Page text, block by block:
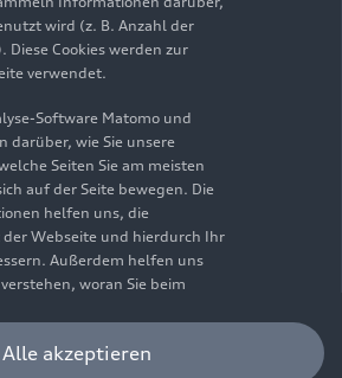
Kontakt
vorbehalten.
EN
Stromverbrauch, CO₂-
Reichweite wurden nach dem
Messverfahren „Worldwide
Test Procedure“ (WLTP) gemäß
ermittelt. Zusatzausstattungen und
usw.) können relevante
und neben Witterungs- und
sowie dem individuellen Fahrverhalten den
wird (z. B. Anzahl der
Diese Cookies werden zur
verwendet.
Software Matomo und
darüber, wie Sie unsere
Seiten Sie am meisten
auf der Seite bewegen. Die
helfen uns, die
Webseite und hierdurch Ihr
Außerdem helfen uns
woran Sie beim
können. Bitte beachten Sie,
bezüglich der Platzierung von
Alle akzeptieren